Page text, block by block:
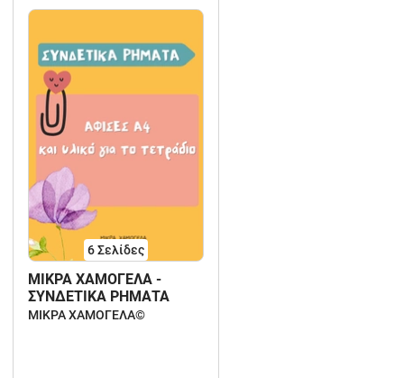
6Σελίδες
ΜΙΚΡΑ ΧΑΜΟΓΕΛΑ -
ΣΥΝΔΕΤΙΚΑ ΡΗΜΑΤΑ
ΜΙΚΡΑ ΧΑΜΟΓΕΛΑ©️